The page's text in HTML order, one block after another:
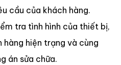
cầu của khách hàng.
tra tình hình của thiết bị,
hiện trạng và cùng
án sửa chữa.